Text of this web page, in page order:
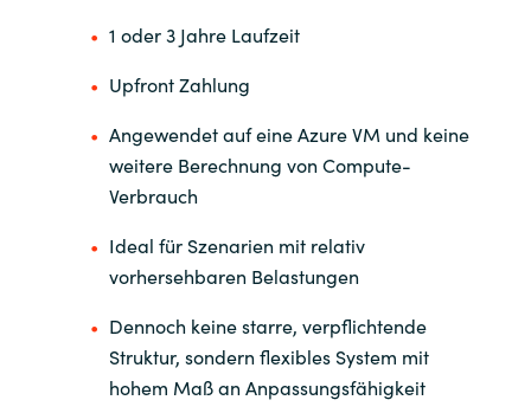
1 oder 3 Jahre Laufzeit
Upfront Zahlung
Angewendet auf eine Azure VM und keine
weitere Berechnung von Compute-
Verbrauch
Ideal für Szenarien mit relativ
vorhersehbaren Belastungen
Dennoch keine starre, verpflichtende
Struktur, sondern flexibles System mit
hohem Maß an Anpassungsfähigkeit